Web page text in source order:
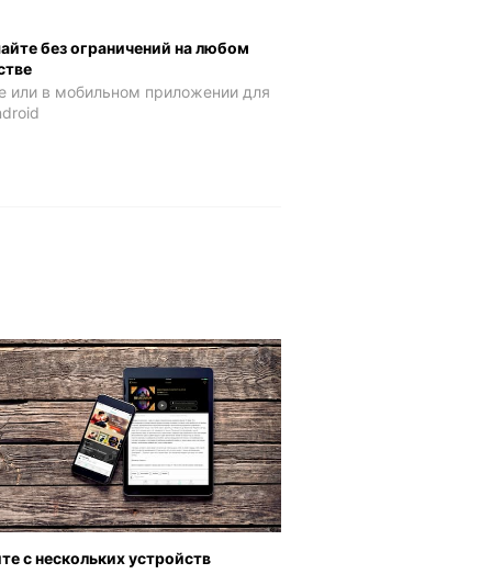
без ограничений на любом
или в мобильном приложении для
с нескольких устройств